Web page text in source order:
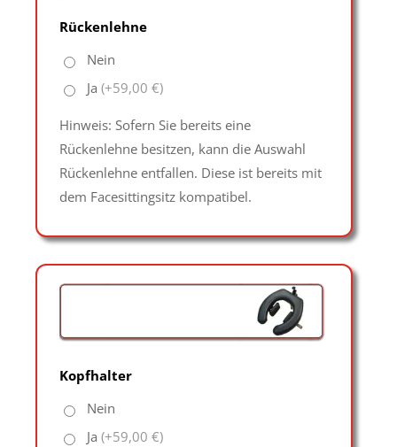
Rückenlehne
Nein
Ja (+59,00 €)
Hinweis: Sofern Sie bereits eine
Rückenlehne besitzen, kann die Auswahl
Rückenlehne entfallen. Diese ist bereits mit
dem Facesittingsitz kompatibel.
Kopfhalter
Nein
Ja (+59,00 €)